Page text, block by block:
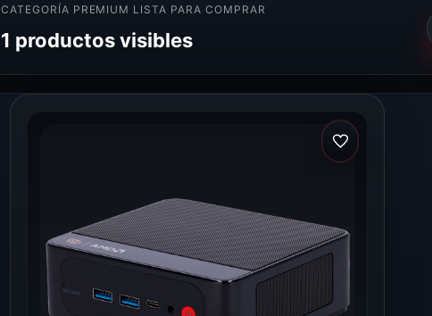
CATEGORÍA PREMIUM LISTA PARA COMPRAR
1 productos visibles